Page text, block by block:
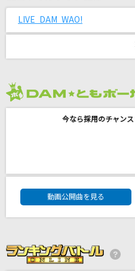
君の中で踊りたい
Kiss and Cry
ダ・カーポ～第2ボタン
優里
LIVE DAM WAO!
今なら採用のチャン
DAM★ともボーカル
動画公開曲を見る